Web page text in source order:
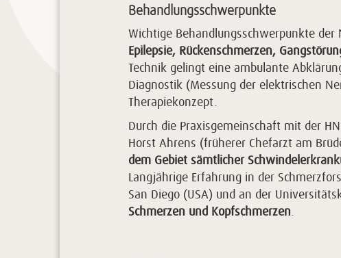
Behandlungsschwerpunkte
Wichtige Behandlungsschwerpunkte der
Epilepsie, Rückenschmerzen,
Technik gelingt eine ambulante
Diagnostik (Messung der elektrischen
Therapiekonzept.
Durch die Praxisgemeinschaft mit der
Horst Ahrens (früherer Chefarzt am
dem Gebiet sämtlicher
Langjährige Erfahrung in der
San Diego (USA) und an der
Schmerzen und Kopfschmerzen.